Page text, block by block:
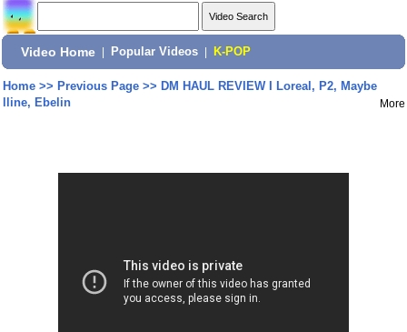
Video Home Popular Videos K-POP
Home>> Previous Page>> DM HAUL REVIEW I Loreal, P2, Maybe
lline, Ebelin
More